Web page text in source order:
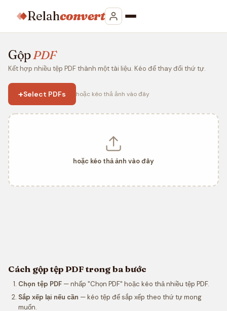
Relahconvert
GộpPDF
Kết hợp nhiều tệp PDF thành một tài liệu. Kéo để thay đổi thứ tự.
+Select PDFs hoặc kéo thả ảnh vào đây
hoặc kéo thả ảnh vào đây
Cách gộp tệp PDF trong ba bước
Chọn tệp PDF — nhấp "Chọn PDF" hoặc kéo thả nhiều tệp PDF.
Sắp xếp lại nếu cần — kéo tệp để sắp xếp theo thứ tự mong
muốn.